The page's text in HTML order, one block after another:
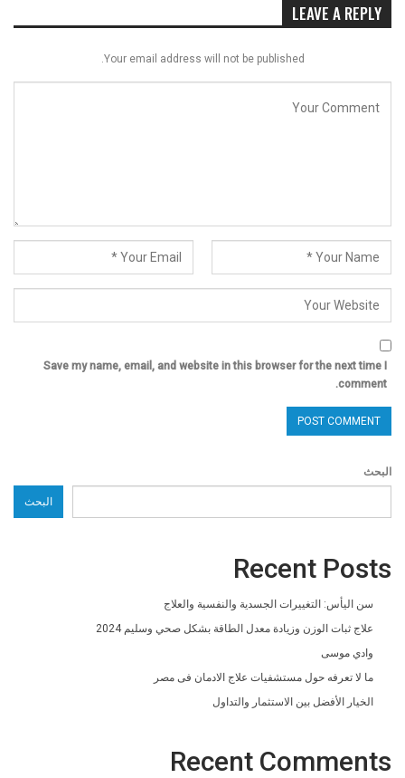
LEAVE A REPLY
Your email address will not be published.
Save my name, email, and website in this browser for the next time I
comment.
البحث
البحث
Recent Posts
سن اليأس: التغييرات الجسدية والنفسية والعلاج
علاج ثبات الوزن وزيادة معدل الطاقة بشكل صحي وسليم 2024
وادي موسى
ما لا تعرفه حول مستشفيات علاج الادمان فى مصر
الخيار الأفضل بين الاستثمار والتداول
Recent Comments